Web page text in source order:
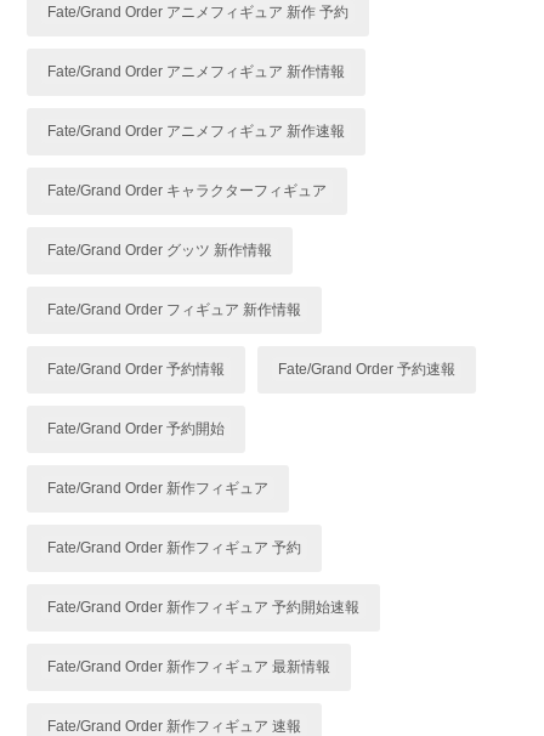
Fate/Grand Order アニメフィギュア 新作 予約
Fate/Grand Order アニメフィギュア 新作情報
Fate/Grand Order アニメフィギュア 新作速報
Fate/Grand Order キャラクターフィギュア
Fate/Grand Order グッツ 新作情報
Fate/Grand Order フィギュア 新作情報
Fate/Grand Order 予約情報 Fate/Grand Order 予約速報
Fate/Grand Order 予約開始
Fate/Grand Order 新作フィギュア
Fate/Grand Order 新作フィギュア 予約
Fate/Grand Order 新作フィギュア 予約開始速報
Fate/Grand Order 新作フィギュア 最新情報
Fate/Grand Order 新作フィギュア 速報